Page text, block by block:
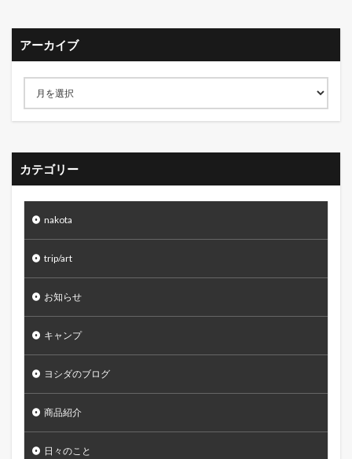
アーカイブ
カテゴリー
nakota
trip/art
お知らせ
キャンプ
ヨシダのブログ
商品紹介
日々のこと